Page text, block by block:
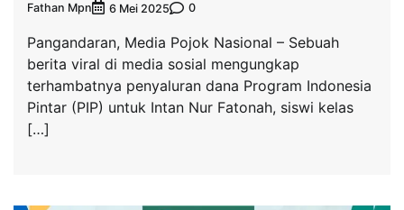
Fathan Mpn 6 Mei 2025 0
Pangandaran, Media Pojok Nasional – Sebuah
berita viral di media sosial mengungkap
terhambatnya penyaluran dana Program Indonesia
Pintar (PIP) untuk Intan Nur Fatonah, siswi kelas
[…]